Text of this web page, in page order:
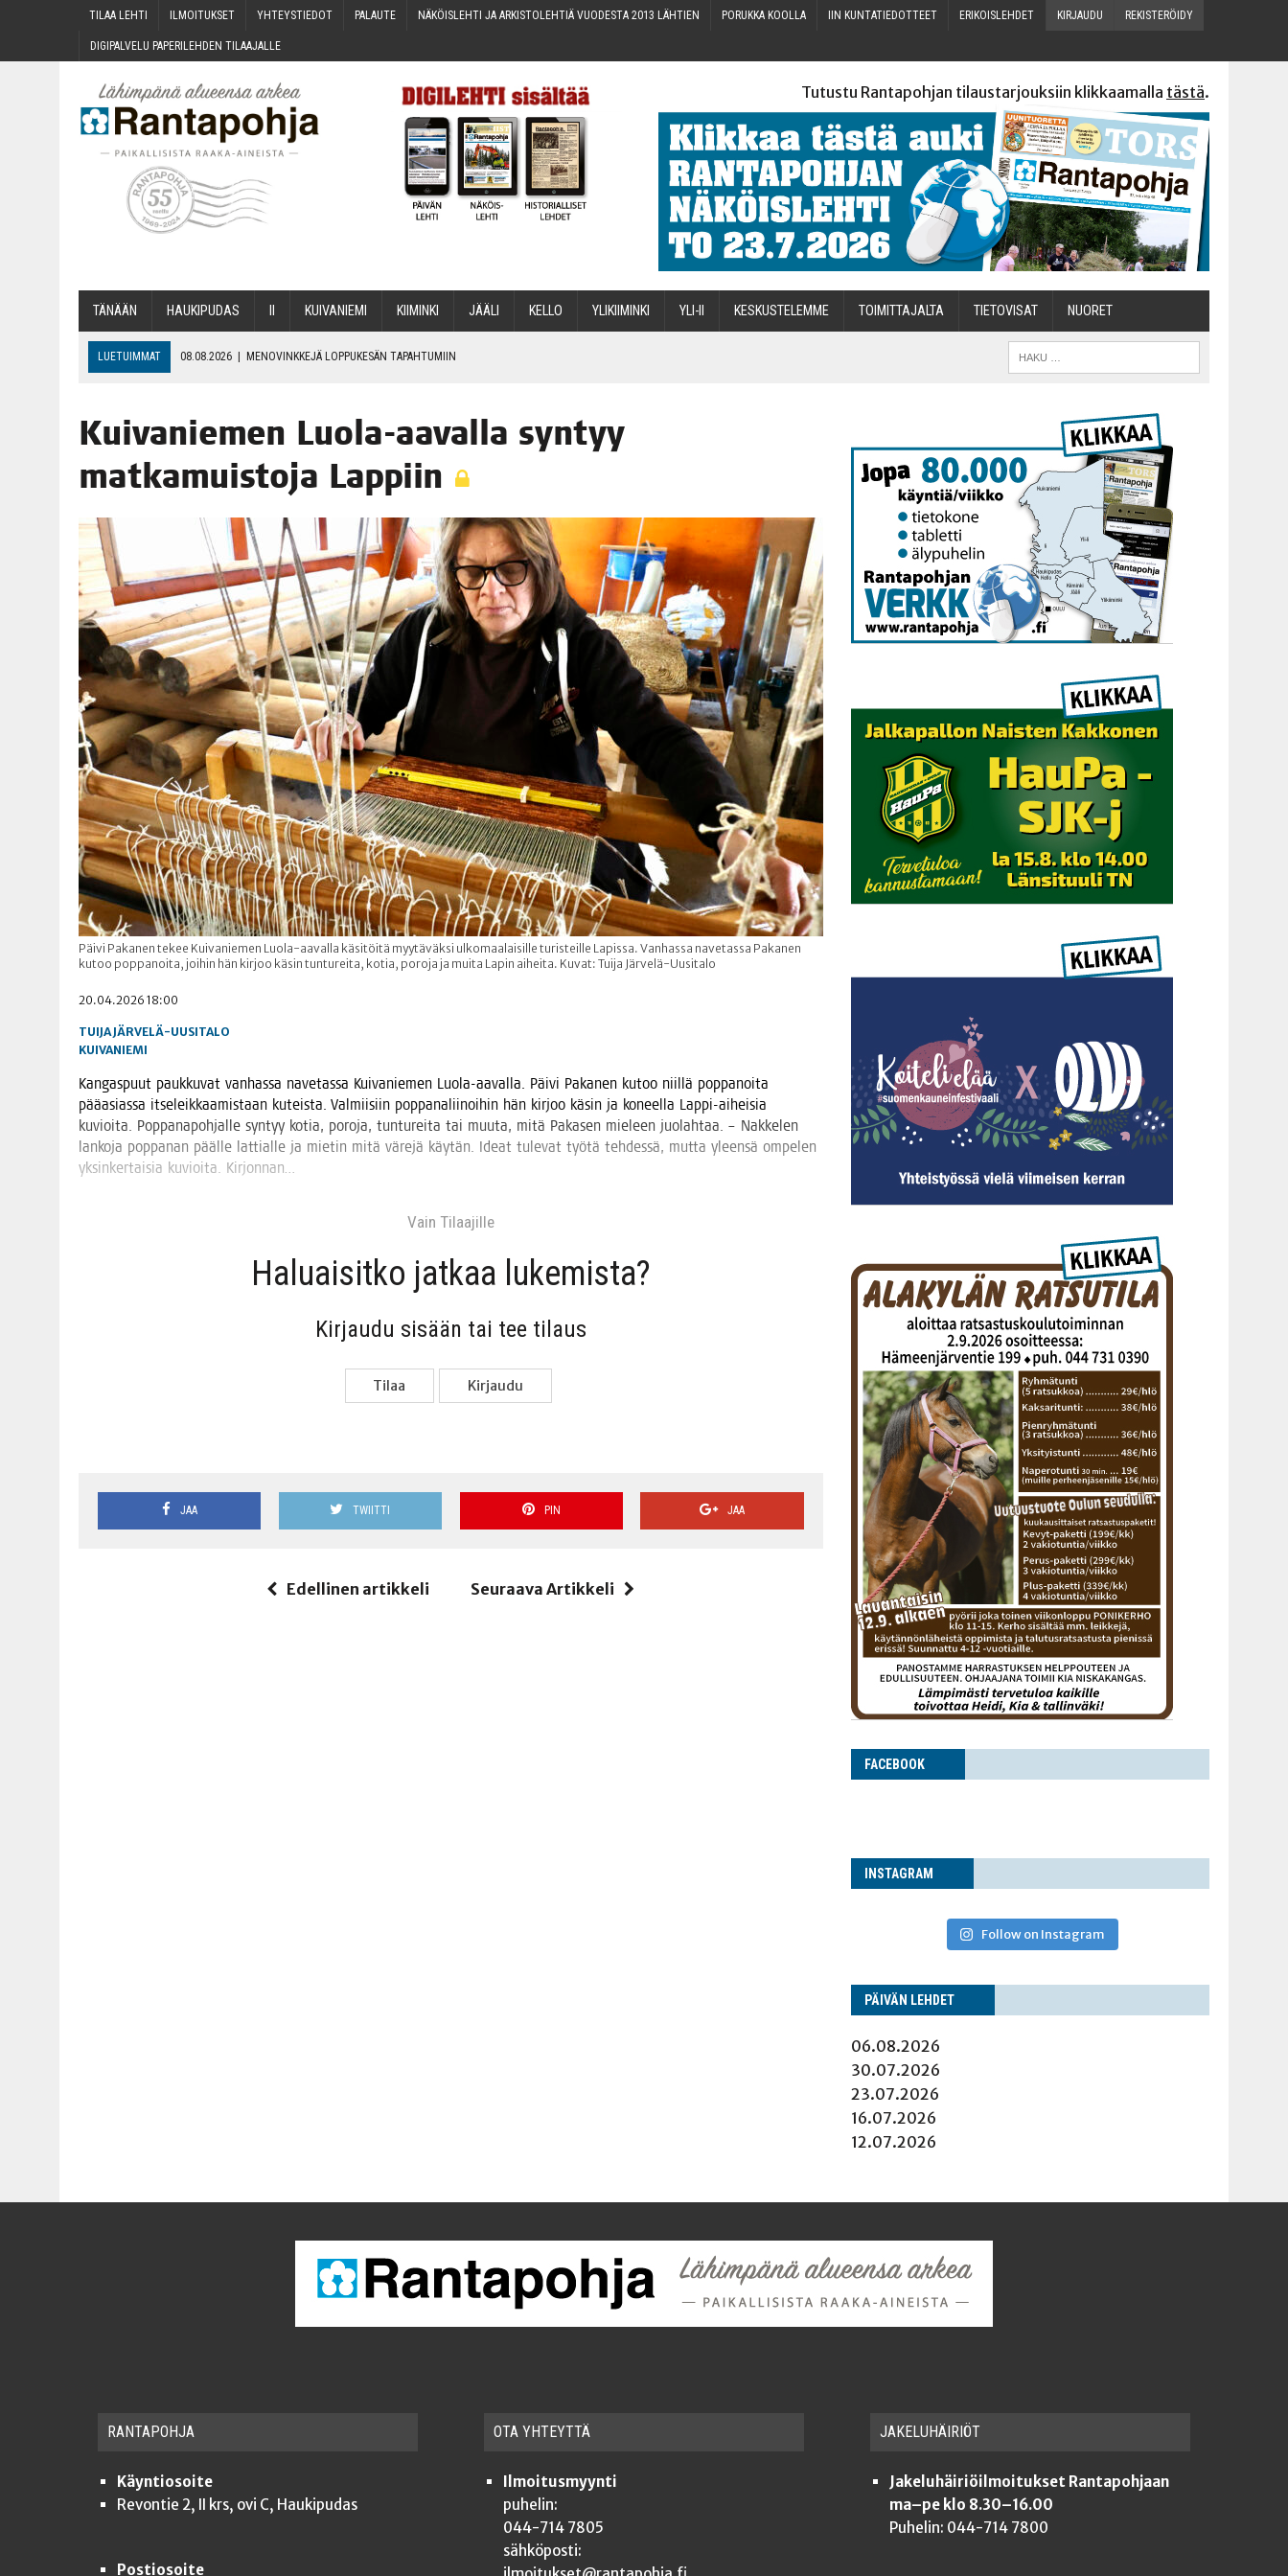
TILAA LEH­TI ILMOI­TUK­SET YHTEYS­TIE­DOT PALAU­TE NÄKÖIS­LEH­TI JA ARKIS­TO­LEH­TIÄ VUO­DES­TA 2013 LÄHTIEN PORUK­KA KOOLLA IIN KUN­TA­TIE­DOT­TEET ERI­KOIS­LEH­DET KIR­JAU­DU REKIS­TE­RÖI­DY
DIGI­PAL­VE­LU PAPE­RI­LEH­DEN TILAAJALLE
Tutustu Rantapohjan tilaustarjouksiin klikkaamalla tästä.
TÄNÄÄN HAU­KI­PU­DAS KUI­VA­NIE­MI KII­MIN­KI JÄÄ­LI KEL­LO YLI­KII­MIN­KI YLI-II KES­KUS­TE­LEM­ME TOI­MIT­TA­JAL­TA TIETOVISAT NUO­RET
LUETUIMMAT 08.08.2026 | MENO­VINK­KE­JÄ LOP­PU­KE­SÄN TAPAHTUMIIN
06.08.2026 ONKS KAU­NOO NÄKYNY?
09.08.2026 | RAN­TA­POH­JAN TIE­TO­VI­SA 9.8.2026
Kui­va­nie­men Luo­la-aaval­la syn­tyy
mat­ka­muis­to­ja Lappiin
Päivi Pakanen tekee Kuivaniemen Luola-aavalla käsitöitä myytäväksi ulkomaalaisille turisteille Lapissa. Vanhassa navetassa Pakanen
kutoo poppanoita, joihin hän kirjoo käsin tuntureita, kotia, poroja ja muita Lapin aiheita. Kuvat: Tuija Järvelä-Uusitalo
20.04.2026 18:00
TUIJA JÄRVELÄ-UUSITALO
KUIVANIEMI
Kan­gas­puut pauk­ku­vat van­has­sa nave­tas­sa Kui­va­nie­men Luo­la-aaval­la. Päi­vi Paka­nen kutoo niil­lä pop­pa­noi­ta
pää­asias­sa itse­leik­kaa­mis­taan kuteis­ta. Val­mii­siin pop­pa­na­lii­noi­hin hän kir­joo käsin ja koneel­la Lap­pi-aihei­sia
kuvioi­ta. Pop­pa­na­poh­jal­le syn­tyy kotia, poro­ja, tun­tu­rei­ta tai muu­ta, mitä Paka­sen mie­leen juo­lah­taa. – Nak­ke­len
lan­ko­ja pop­pa­nan pääl­le lat­tial­le ja mie­tin mitä väre­jä käy­tän. Ideat tule­vat työ­tä teh­des­sä, mut­ta yleen­sä ompe­len
yksin­ker­tai­sia kuvioi­ta. Kirjonnan…
Vain Tilaa­jil­le
Haluai­sit­ko jat­kaa lukemista?
Kir­jau­du sisään tai tee tilaus
Tilaa Kir­jau­du
JAA TWIITTI PIN JAA
Edellinen artikkeli Seuraava Artikkeli
FACE­BOOK
INS­TA­GRAM
Follow on Instagram
PÄI­VÄN LEHDET
06.08.2026
30.07.2026
23.07.2026
16.07.2026
12.07.2026
RAN­TA­POH­JA
Käyntiosoite
Revontie 2, II krs, ovi C, Haukipudas
Postiosoite
OTA YHTEYT­TÄ
Ilmoitusmyynti
puhelin:
044-714 7805
sähköposti:
JAKE­LU­HÄI­RIÖT
Jakeluhäiriöilmoitukset Rantapohjaan
ma–pe klo 8.30–16.00
Puhelin: 044-714 7800